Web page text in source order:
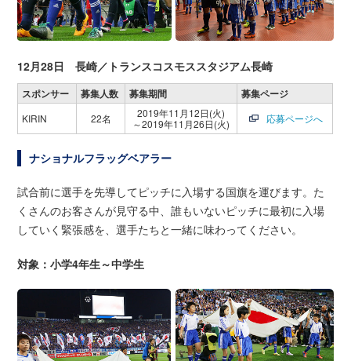
12月28日 長崎／トランスコスモススタジアム長崎
スポンサー 募集人数 募集期間 募集ページ
KIRIN 22名
2019年11月12日(火)
～2019年11月26日(火)
応募ページへ
ナショナルフラッグベアラー
試合前に選手を先導してピッチに入場する国旗を運びます。た
くさんのお客さんが見守る中、誰もいないピッチに最初に入場
していく緊張感を、選手たちと一緒に味わってください。
対象：小学4年生～中学生